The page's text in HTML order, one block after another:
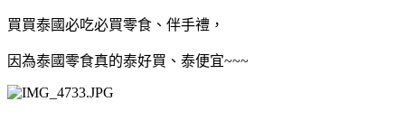
買買泰國必吃必買零食、伴手禮，
因為泰國零食真的泰好買、泰便宜~~~